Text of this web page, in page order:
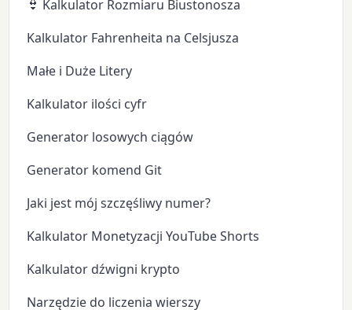
👙 Kalkulator Rozmiaru Biustonosza
Kalkulator Fahrenheita na Celsjusza
Małe i Duże Litery
Kalkulator ilości cyfr
Generator losowych ciągów
Generator komend Git
Jaki jest mój szczęśliwy numer?
Kalkulator Monetyzacji YouTube Shorts
Kalkulator dźwigni krypto
Narzędzie do liczenia wierszy